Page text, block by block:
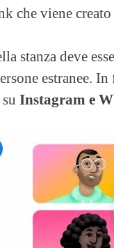
che viene
stanza deve
estranee.
Instagram e